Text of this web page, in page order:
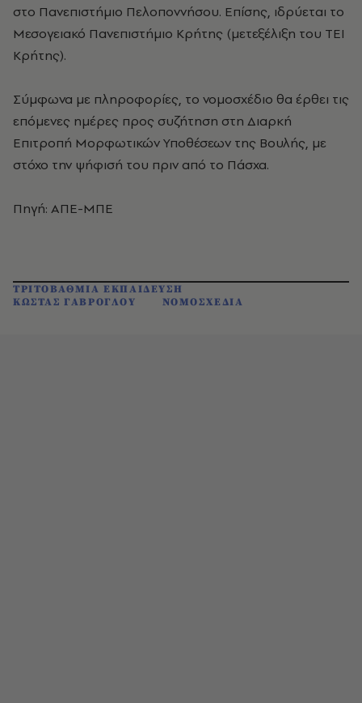
στο Πανεπιστήμιο Πελοποννήσου. Επίσης, ιδρύεται το
Μεσογειακό Πανεπιστήμιο Κρήτης (μετεξέλιξη του ΤΕΙ
Κρήτης).
Σύμφωνα με πληροφορίες, το νομοσχέδιο θα έρθει τις
επόμενες ημέρες προς συζήτηση στη Διαρκή
Επιτροπή Μορφωτικών Υποθέσεων της Βουλής, με
στόχο την ψήφισή του πριν από το Πάσχα.
Πηγή: ΑΠΕ-ΜΠΕ
ΤΡΙΤΟΒΑΘΜΙΑ ΕΚΠΑΙΔΕΥΣΗ
ΚΩΣΤΑΣ ΓΑΒΡΟΓΛΟΥ
ΝΟΜΟΣΧΕΔΙΑ